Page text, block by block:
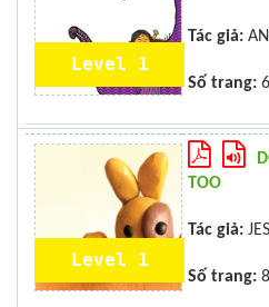
Level 1
Tác giả:
Số trang:
Level 1
TOO
Tác giả:
Số trang: